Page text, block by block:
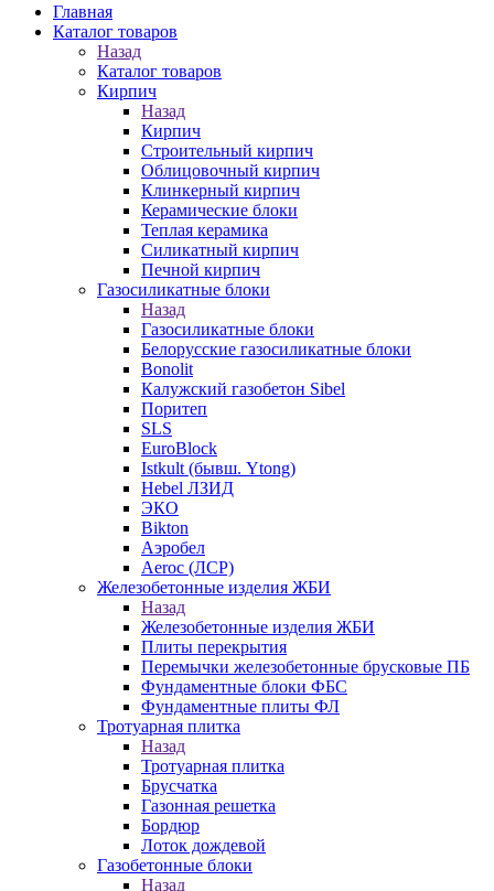
Главная
Каталог товаров
Назад
Каталог товаров
Кирпич
Назад
Кирпич
Строительный кирпич
Облицовочный кирпич
Клинкерный кирпич
Керамические блоки
Теплая керамика
Силикатный кирпич
Печной кирпич
Газосиликатные блоки
Назад
Газосиликатные блоки
Белорусские газосиликатные блоки
Bonolit
Калужский газобетон Sibel
Поритеп
SLS
EuroBlock
Istkult (бывш. Ytong)
Hebel ЛЗИД
ЭКО
Bikton
Аэробел
Aeroc (ЛСР)
Железобетонные изделия ЖБИ
Назад
Железобетонные изделия ЖБИ
Плиты перекрытия
Перемычки железобетонные брусковые ПБ
Фундаментные блоки ФБС
Фундаментные плиты ФЛ
Тротуарная плитка
Назад
Тротуарная плитка
Брусчатка
Газонная решетка
Бордюр
Лоток дождевой
Газобетонные блоки
Назад